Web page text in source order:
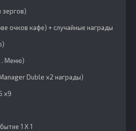
зергов)
очков кафе) + случайные награды
. Меню)
Duble x2 награды)
x9
1 X 1